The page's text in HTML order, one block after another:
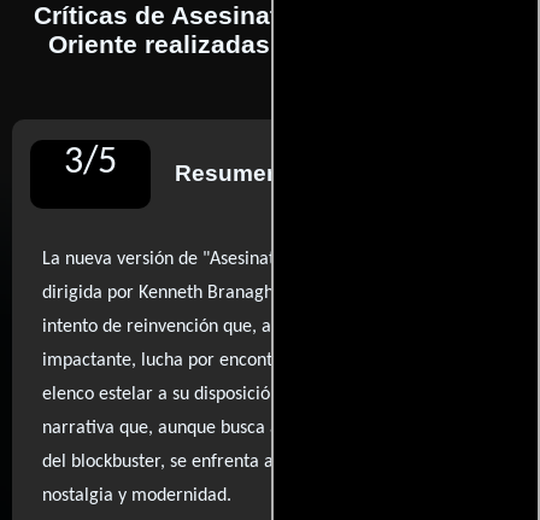
Críticas de Asesinato en el Expreso de
Oriente realizadas por profesionales
3/5 Resumen de reseñas
La nueva versión de "Asesinato en el Orient Express",
dirigida por Kenneth Branagh, presenta un ambicioso
intento de reinvención que, aunque visualmente
impactante, lucha por encontrar su tono. Branagh, con un
elenco estelar a su disposición, se adentra en una
narrativa que, aunque busca alejarse de las convenciones
del blockbuster, se enfrenta al desafío de equilibrar
nostalgia y modernidad.